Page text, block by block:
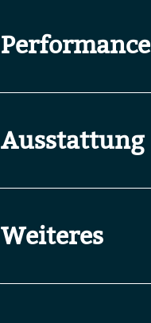
Performance
Ausstattung
Weiteres